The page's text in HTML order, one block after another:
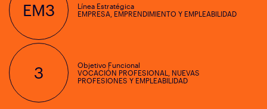
EM3
Línea Estratégica
EMPRESA, EMPRENDIMIENTO Y EMPLEABILIDAD
3
Objetivo Funcional
VOCACIÓN PROFESIONAL, NUEVAS
PROFESIONES Y EMPLEABILIDAD